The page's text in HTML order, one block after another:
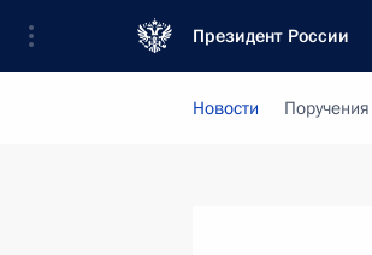
Президент России
Новости